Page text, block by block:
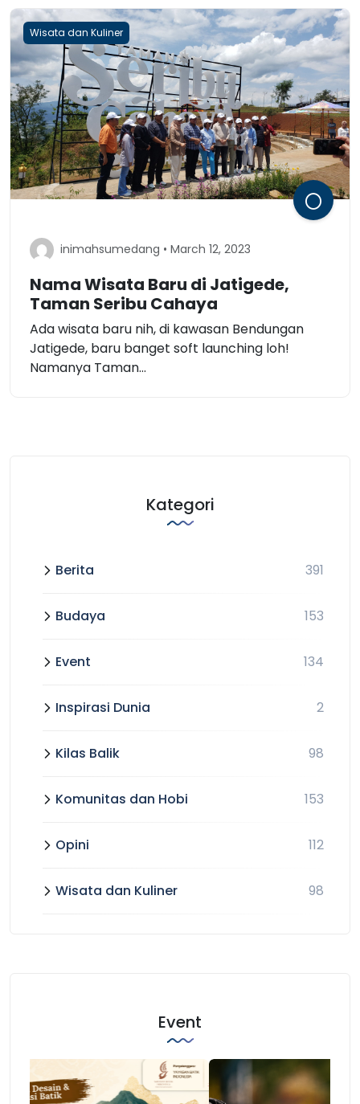
Wisata dan Kuliner
inimahsumedang • March 12, 2023
Nama Wisata Baru di Jatigede,
Taman Seribu Cahaya
Ada wisata baru nih, di kawasan Bendungan
Jatigede, baru banget soft launching loh!
Namanya Taman...
Kategori
Berita 391
Budaya 153
Event 134
Inspirasi Dunia 2
Kilas Balik 98
Komunitas dan Hobi 153
Opini 112
Wisata dan Kuliner 98
Event